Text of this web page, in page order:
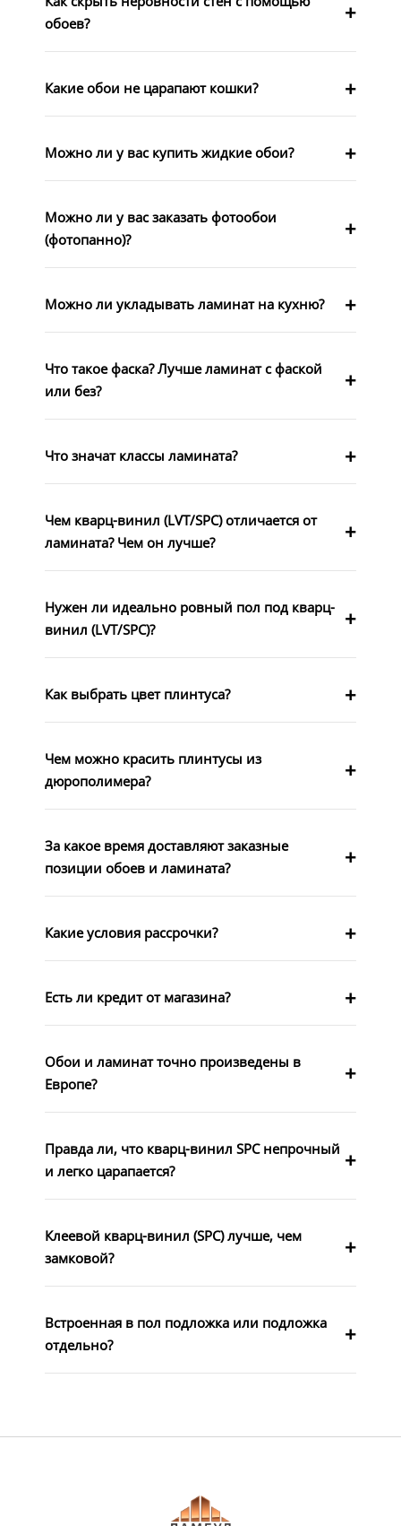
обоев?
Какие обои не царапают кошки?
Можно ли у вас купить жидкие обои?
Можно ли у вас заказать фотообои
(фотопанно)?
Можно ли укладывать ламинат на кухню?
Что такое фаска? Лучше ламинат с фаской
или без?
Что значат классы ламината?
Чем кварц-винил (LVT/SPC) отличается от
ламината? Чем он лучше?
Нужен ли идеально ровный пол под кварц-
винил (LVT/SPC)?
Как выбрать цвет плинтуса?
Чем можно красить плинтусы из
дюрополимера?
За какое время доставляют заказные
позиции обоев и ламината?
Какие условия рассрочки?
Есть ли кредит от магазина?
Обои и ламинат точно произведены в
Европе?
Правда ли, что кварц-винил SPC непрочный
и легко царапается?
Клеевой кварц-винил (SPC) лучше, чем
замковой?
Встроенная в пол подложка или подложка
отдельно?